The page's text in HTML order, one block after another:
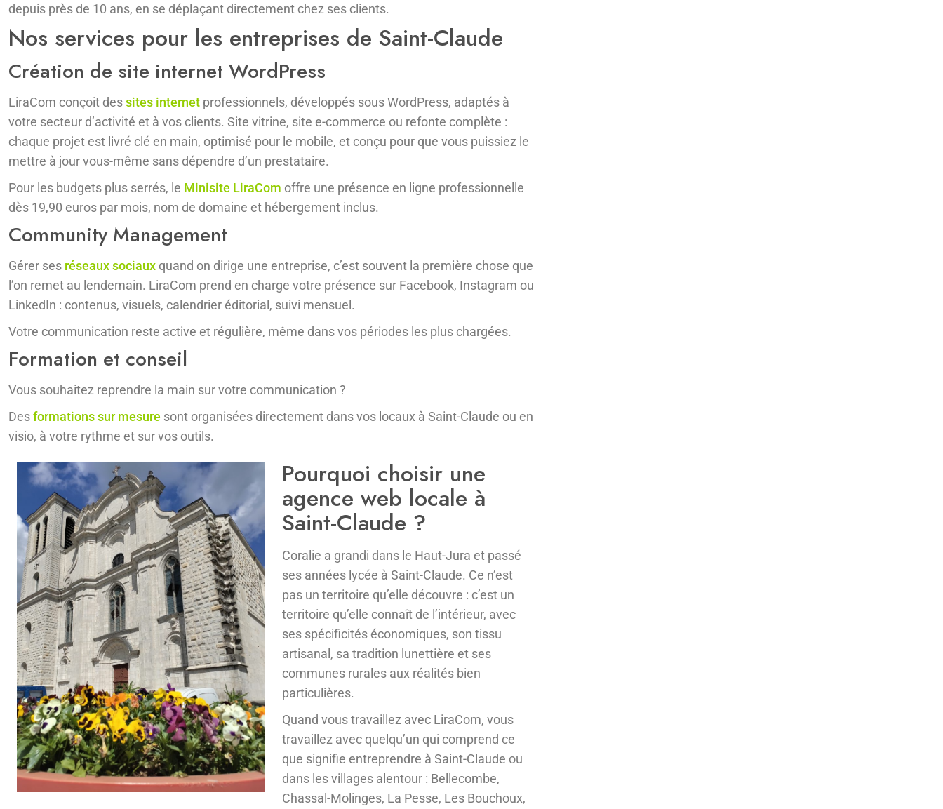
depuis près de 10 ans, en se déplaçant directement chez ses clients.
Nos services pour les entreprises de Saint-Claude
Création de site internet WordPress
LiraCom conçoit dessites internet professionnels, développés sous WordPress, adaptés à
votre secteur d’activité et à vos clients. Site vitrine, site e-commerce ou refonte complète :
chaque projet est livré clé en main, optimisé pour le mobile, et conçu pour que vous puissiez le
mettre à jour vous-même sans dépendre d’un prestataire.
Pour les budgets plus serrés, le Minisite LiraCom offre une présence en ligne professionnelle
dès 19,90 euros par mois, nom de domaine et hébergement inclus.
Community Management
Gérer ses réseaux sociaux quand on dirige une entreprise, c’est souvent la première chose que
l’on remet au lendemain. LiraCom prend en charge votre présence sur Facebook, Instagram ou
LinkedIn : contenus, visuels, calendrier éditorial, suivi mensuel.
Votre communication reste active et régulière, même dans vos périodes les plus chargées.
Formation et conseil
Vous souhaitez reprendre la main sur votre communication ?
Desformations sur mesure sont organisées directement dans vos locaux à Saint-Claude ou en
visio, à votre rythme et sur vos outils.
Pourquoi choisir une
agence web locale à
Saint-Claude ?
Coralie a grandi dans le Haut-Jura et passé
ses années lycée à Saint-Claude. Ce n’est
pas un territoire qu’elle découvre : c’est un
territoire qu’elle connaît de l’intérieur, avec
ses spécificités économiques, son tissu
artisanal, sa tradition lunettière et ses
communes rurales aux réalités bien
particulières.
Quand vous travaillez avec LiraCom, vous
travaillez avec quelqu’un qui comprend ce
que signifie entreprendre à Saint-Claude ou
dans les villages alentour : Bellecombe,
Chassal-Molinges, La Pesse, Les Bouchoux,